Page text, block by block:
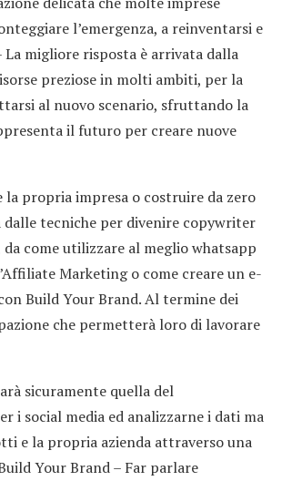
l’emergenza, a reinventarsi e
migliore risposta è arrivata dalla
preziose in molti ambiti, per la
al nuovo scenario, sfruttando la
il futuro per creare nuove
la propria impresa o costruire da zero
tecniche per divenire copywriter
come utilizzare al meglio whatsapp
Marketing o come creare un e-
Build Your Brand. Al termine dei
che permetterà loro di lavorare
sicuramente quella del
i social media ed analizzarne i dati ma
e la propria azienda attraverso una
Your Brand – Far parlare